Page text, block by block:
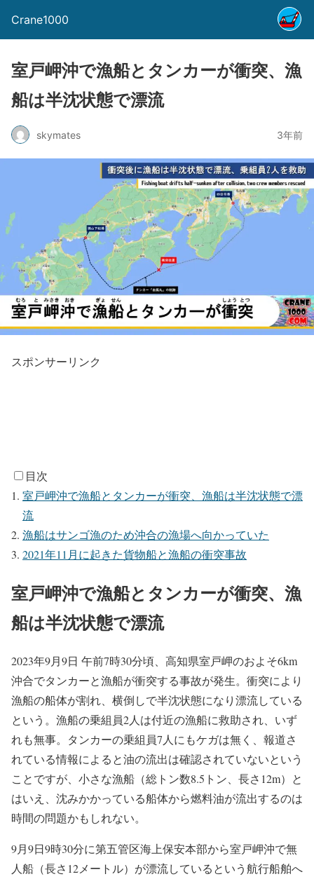
Crane1000
室戸岬沖で漁船とタンカーが衝突、漁
船は半沈状態で漂流
skymates 3年前
スポンサーリンク
目次
室戸岬沖で漁船とタンカーが衝突、漁船は半沈状態で漂
流
漁船はサンゴ漁のため沖合の漁場へ向かっていた
2021年11月に起きた貨物船と漁船の衝突事故
室戸岬沖で漁船とタンカーが衝突、漁
船は半沈状態で漂流
2023年9月9日 午前7時30分頃、高知県室戸岬のおよそ6km
沖合でタンカーと漁船が衝突する事故が発生。衝突により
漁船の船体が割れ、横倒しで半沈状態になり漂流している
という。漁船の乗組員2人は付近の漁船に救助され、いず
れも無事。タンカーの乗組員7人にもケガは無く、報道さ
れている情報によると油の流出は確認されていないという
ことですが、小さな漁船（総トン数8.5トン、長さ12m）と
はいえ、沈みかかっている船体から燃料油が流出するのは
時間の問題かもしれない。
9月9日9時30分に第五管区海上保安本部から室戸岬沖で無
人船（長さ12メートル）が漂流しているという航行船舶へ